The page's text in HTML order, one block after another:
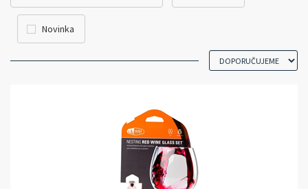
Novinka